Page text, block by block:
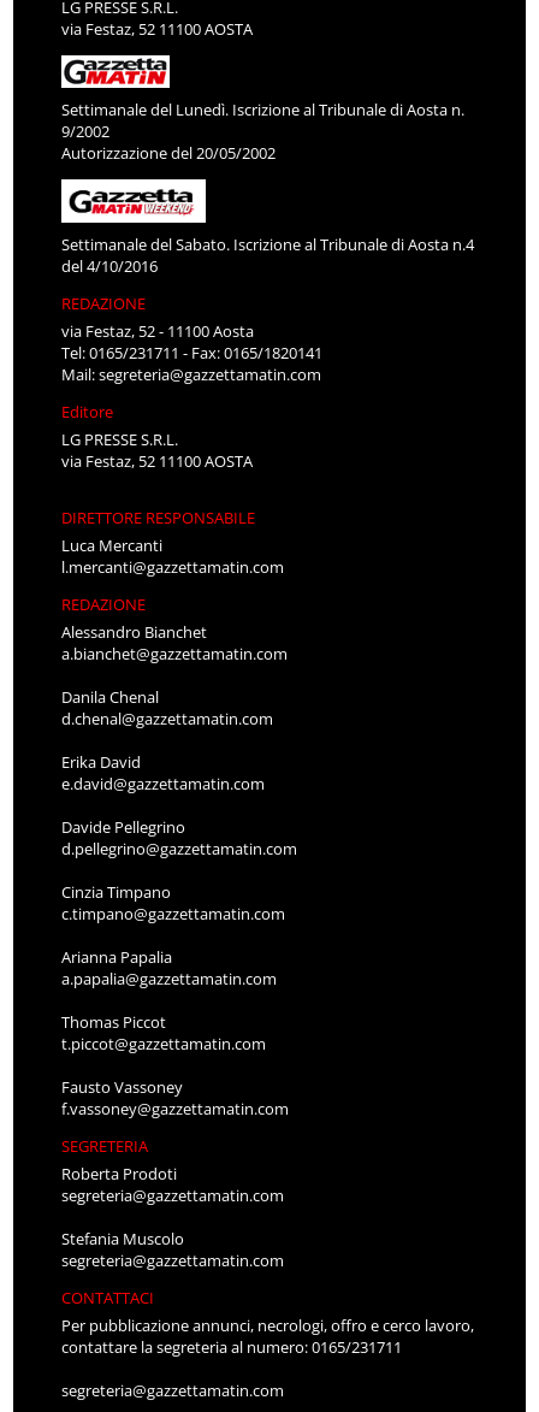
LG PRESSE S.R.L.
via Festaz, 52 11100 AOSTA
Settimanale del Lunedì. Iscrizione al Tribunale di Aosta n.
9/2002
Autorizzazione del 20/05/2002
Settimanale del Sabato. Iscrizione al Tribunale di Aosta n.4
del 4/10/2016
REDAZIONE
via Festaz, 52 - 11100 Aosta
Tel: 0165/231711 - Fax: 0165/1820141
Mail:segreteria@gazzettamatin.com
Editore
LG PRESSE S.R.L.
via Festaz, 52 11100 AOSTA
DIRETTORE RESPONSABILE
Luca Mercanti
l.mercanti@gazzettamatin.com
REDAZIONE
Alessandro Bianchet
a.bianchet@gazzettamatin.com
Danila Chenal
d.chenal@gazzettamatin.com
Erika David
e.david@gazzettamatin.com
Davide Pellegrino
d.pellegrino@gazzettamatin.com
Cinzia Timpano
c.timpano@gazzettamatin.com
Arianna Papalia
a.papalia@gazzettamatin.com
Thomas Piccot
t.piccot@gazzettamatin.com
Fausto Vassoney
f.vassoney@gazzettamatin.com
SEGRETERIA
Roberta Prodoti
segreteria@gazzettamatin.com
Stefania Muscolo
segreteria@gazzettamatin.com
CONTATTACI
Per pubblicazione annunci, necrologi, offro e cerco lavoro,
contattare la segreteria al numero: 0165/231711
segreteria@gazzettamatin.com